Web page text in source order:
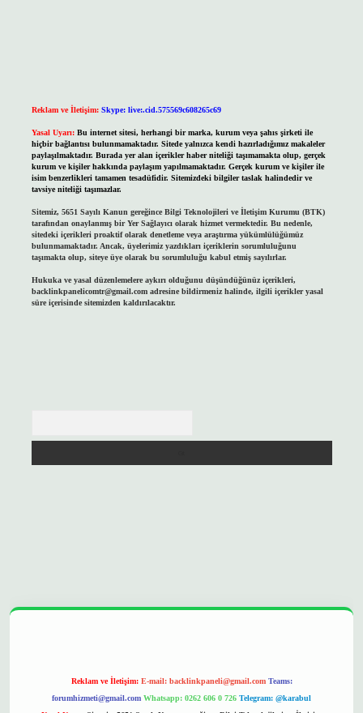
Reklam ve İletişim: Skype: live:.cid.575569c608265c69
Yasal Uyarı: Bu internet sitesi, herhangi bir marka, kurum veya şahıs şirketi ile
hiçbir bağlantısı bulunmamaktadır. Sitede yalnızca kendi hazırladığımız makaleler
paylaşılmaktadır. Burada yer alan içerikler haber niteliği taşımamakta olup, gerçek
kurum ve kişiler hakkında paylaşım yapılmamaktadır. Gerçek kurum ve kişiler ile
isim benzerlikleri tamamen tesadüfidir. Sitemizdeki bilgiler taslak halindedir ve
tavsiye niteliği taşımazlar.
Sitemiz, 5651 Sayılı Kanun gereğince Bilgi Teknolojileri ve İletişim Kurumu (BTK)
tarafından onaylanmış bir Yer Sağlayıcı olarak hizmet vermektedir. Bu nedenle,
sitedeki içerikleri proaktif olarak denetleme veya araştırma yükümlülüğümüz
bulunmamaktadır. Ancak, üyelerimiz yazdıkları içeriklerin sorumluluğunu
taşımakta olup, siteye üye olarak bu sorumluluğu kabul etmiş sayılırlar.
Hukuka ve yasal düzenlemelere aykırı olduğunu düşündüğünüz içerikleri,
backlinkpanelicomtr@gmail.comadresine bildirmeniz halinde, ilgili içerikler yasal
süre içerisinde sitemizden kaldırılacaktır.
Reklam ve İletişim: E-mail: backlinkpaneli@gmail.com Teams:
forumhizmeti@gmail.com Whatsapp: 0262 606 0 726 Telegram: @karabul